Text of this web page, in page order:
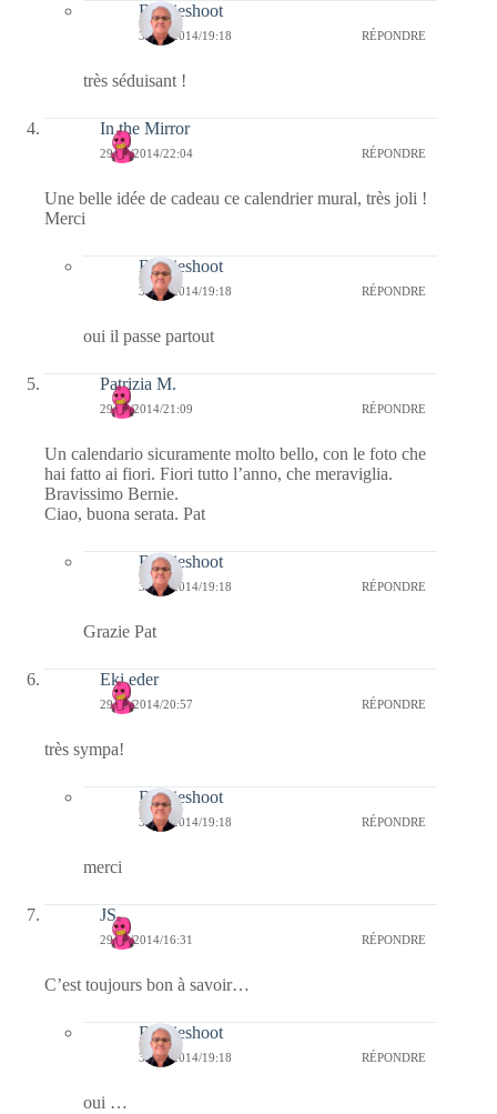
Bernieshoot
30/12/2014/19:18 RÉPONDRE
très séduisant !
In the Mirror
29/12/2014/22:04 RÉPONDRE
Une belle idée de cadeau ce calendrier mural, très joli !
Merci
Bernieshoot
30/12/2014/19:18 RÉPONDRE
oui il passe partout
Patrizia M.
29/12/2014/21:09 RÉPONDRE
Un calendario sicuramente molto bello, con le foto che
hai fatto ai fiori. Fiori tutto l’anno, che meraviglia.
Bravissimo Bernie.
Ciao, buona serata. Pat
Bernieshoot
30/12/2014/19:18 RÉPONDRE
Grazie Pat
Eki eder
29/12/2014/20:57 RÉPONDRE
très sympa!
Bernieshoot
30/12/2014/19:18 RÉPONDRE
merci
JS
29/12/2014/16:31 RÉPONDRE
C’est toujours bon à savoir…
Bernieshoot
30/12/2014/19:18 RÉPONDRE
oui …